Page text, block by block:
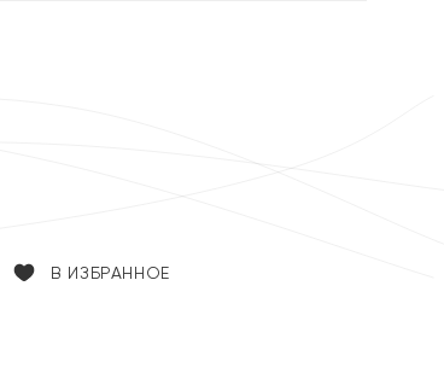
В ИЗБРАННОЕ